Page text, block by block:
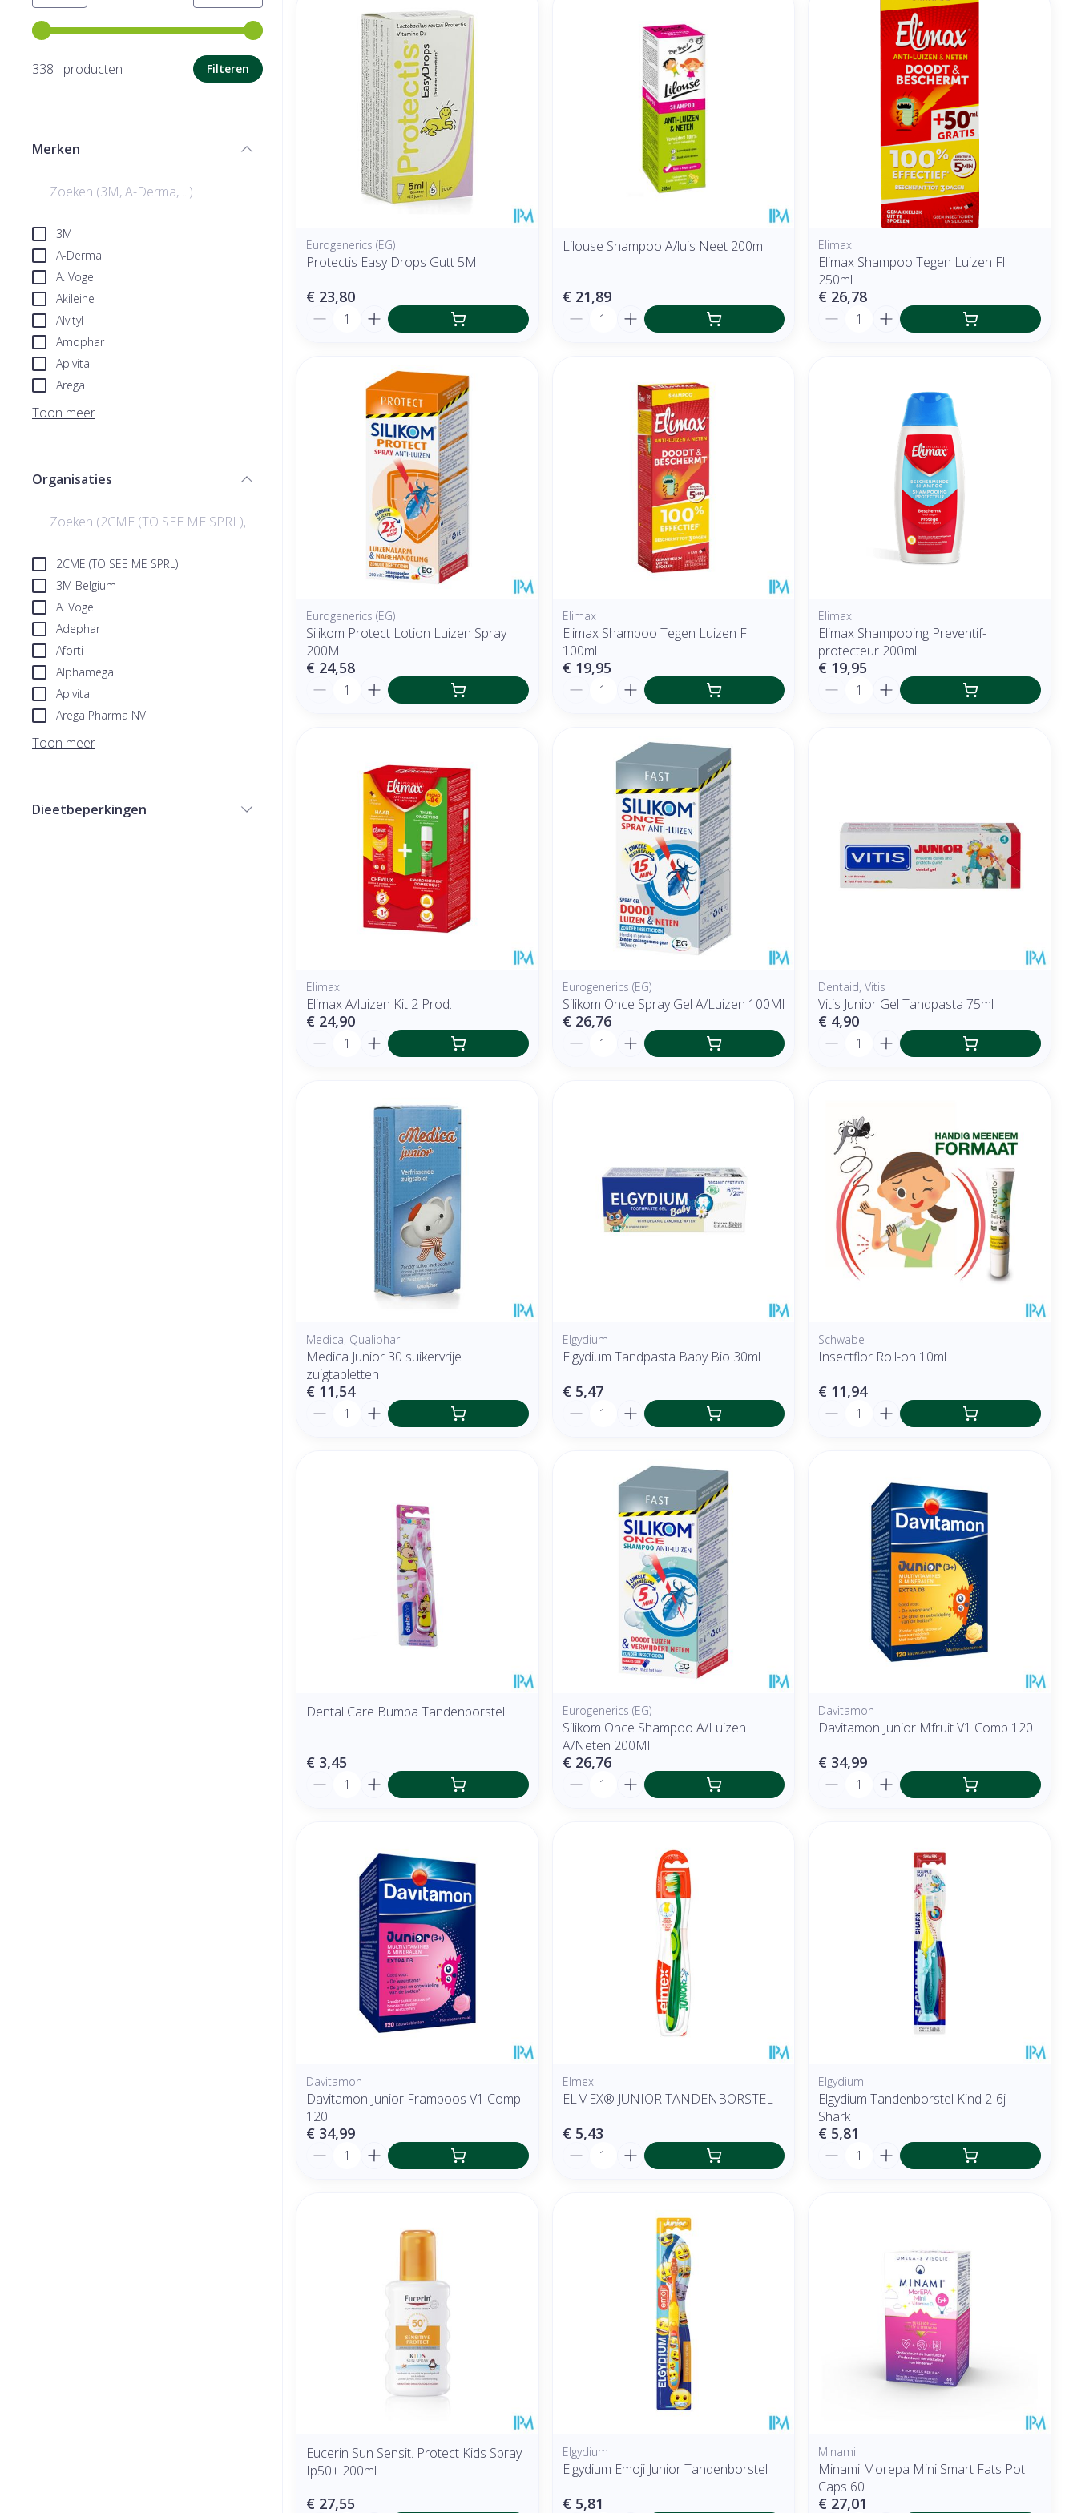
Gebruik de pijltjestoetsen links en rechts om de minimale en maximale prijswaarden aan te passen.
338 producten
Filteren
Merken
3M
A-Derma
A. Vogel
Akileine
Alvityl
Amophar
Apivita
Arega
Toon meer
Organisaties
2CME (TO SEE ME SPRL)
3M Belgium
A. Vogel
Adephar
Aforti
Alphamega
Apivita
Arega Pharma NV
Toon meer
Dieetbeperkingen
Eurogenerics (EG)
Protectis Easy Drops Gutt 5Ml
€ 23,80
Aantal
Lilouse Shampoo A/luis Neet 200ml
€ 21,89
Aantal
Elimax
Elimax Shampoo Tegen Luizen Fl
250ml
€ 26,78
Aantal
Eurogenerics (EG)
Silikom Protect Lotion Luizen Spray
200Ml
€ 24,58
Aantal
Elimax
Elimax Shampoo Tegen Luizen Fl
100ml
€ 19,95
Aantal
Elimax
Elimax Shampooing Preventif-
protecteur 200ml
€ 19,95
Aantal
Elimax
Elimax A/luizen Kit 2 Prod.
€ 24,90
Aantal
Eurogenerics (EG)
Silikom Once Spray Gel A/Luizen 100Ml
€ 26,76
Aantal
Dentaid, Vitis
Vitis Junior Gel Tandpasta 75ml
€ 4,90
Aantal
Medica, Qualiphar
Medica Junior 30 suikervrije
zuigtabletten
€ 11,54
Aantal
Elgydium
Elgydium Tandpasta Baby Bio 30ml
€ 5,47
Aantal
Schwabe
Insectflor Roll-on 10ml
€ 11,94
Aantal
Dental Care Bumba Tandenborstel
€ 3,45
Aantal
Eurogenerics (EG)
Silikom Once Shampoo A/Luizen
A/Neten 200Ml
€ 26,76
Aantal
Davitamon
Davitamon Junior Mfruit V1 Comp 120
€ 34,99
Aantal
Davitamon
Davitamon Junior Framboos V1 Comp
120
€ 34,99
Aantal
Elmex
ELMEX® JUNIOR TANDENBORSTEL
€ 5,43
Aantal
Elgydium
Elgydium Tandenborstel Kind 2-6j
Shark
€ 5,81
Aantal
Eucerin Sun Sensit. Protect Kids Spray
Ip50+ 200ml
€ 27,55
Elgydium
Elgydium Emoji Junior Tandenborstel
€ 5,81
Minami
Minami Morepa Mini Smart Fats Pot
Caps 60
€ 27,01